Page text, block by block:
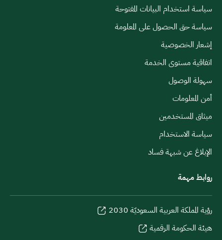
سياسة استخدام البيانات المفتوحة
سياسة حق الحصول على المعلومة
إشعار الخصوصية
اتفاقية مستوى الخدمة
سهولة الوصول
أمن المعلومات
ميثاق المستخدمين
سياسة الاستخدام
الإبلاغ عن شبهة فساد
روابط مهمة
رؤية المملكة العربية السعوديّة 2030
هيئة الحكومة الرقمية